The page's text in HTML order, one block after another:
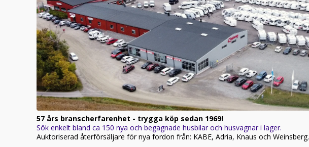
57 års branscherfarenhet - trygga köp sedan 1969!
Sök enkelt bland ca 150 nya och begagnade husbilar och husvagnar i lager.
Auktoriserad återförsäljare för nya fordon från: KABE, Adria, Knaus och Weinsberg.